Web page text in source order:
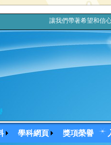
讓我們帶著希望和
學科網頁 獎項榮譽